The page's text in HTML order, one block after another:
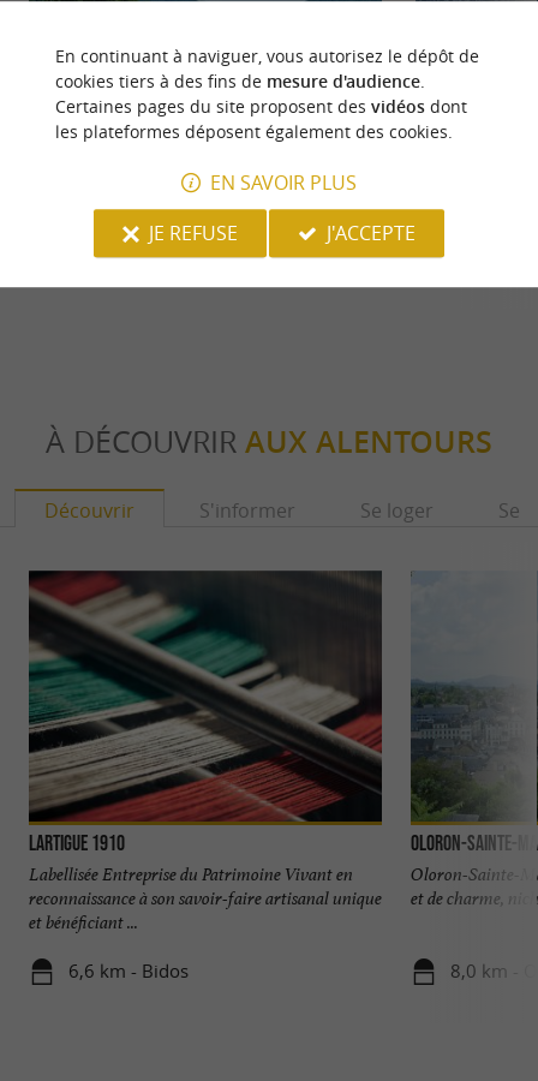
VAE N°1 - Col de Marie Blanque
367 m - Asasp-Arros
À DÉCOUVRIR AUX ALENTOURS
Découvrir S'informer Se loger Se
Lartigue 1910
Labellisée Entreprise du Patrimoine Vivant en
reconnaissance à son savoir-faire artisanal unique
et bénéficiant ...
6,6 km - Bidos
Oloron-Sainte-
Oloron-Sainte-
et de charme,
8,0 km -
En continuant à naviguer, vous autorisez le dépôt de
cookies tiers à des fins de mesure d'audience.
Certaines pages du site proposent des vidéosdont
les plateformes déposent également des cookies.
EN SAVOIR PLUS
JE REFUSE
J'ACCEPTE